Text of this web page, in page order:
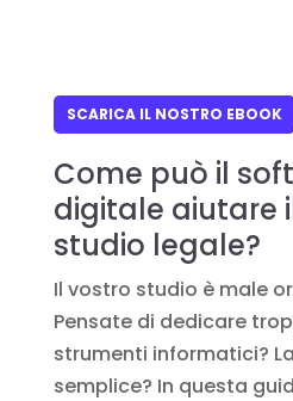
SCARICA IL NOSTRO EBOOK
Come può il
digitale aiutare
studio legale?
Il vostro studio è male
Pensate di dedicare
strumenti informatici?
semplice? In questa